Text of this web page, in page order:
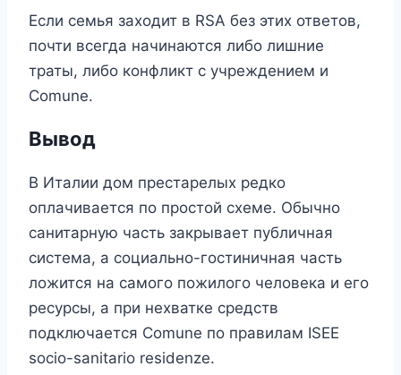
Если семья заходит в RSA без этих ответов,
почти всегда начинаются либо лишние
траты, либо конфликт с учреждением и
Comune.
Вывод
В Италии дом престарелых редко
оплачивается по простой схеме. Обычно
санитарную часть закрывает публичная
система, а социально-гостиничная часть
ложится на самого пожилого человека и его
ресурсы, а при нехватке средств
подключается Comune по правилам ISEE
socio-sanitario residenze.